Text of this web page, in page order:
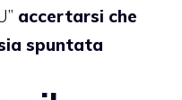
accertarsi che
spuntata